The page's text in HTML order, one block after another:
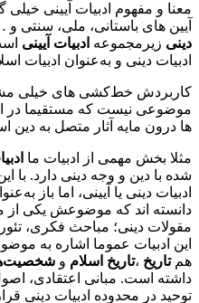
معنا و مفهوم ادبیات آیینی
آیین‌ های باستانی، ملی، سنتی
دینی زیرمجموعه‌ ادبیات آیینی
ادبیات دینی و به‌عنوان
کاربردش خط‌کشی‌ های خیلی
موضوعی نیست که مستقیما در
ها درون مایه‌ آثار متصل به دین
مثلا بخش مهمی از ادبیات ما
شده با دین و وجه دینی دارد. با
ادبیات دینی یا آیینی، اما باز
دانسته‌ اند که موضوعش یکی از
مقولات دینی؛ مباحث فکری،
این ادبیات عموما اشاره به
همتاریخ ،تاریخ اسلام و
داشته است. مبانی اعتقادی،
توحید در محدوده‌ ادبیات دینی